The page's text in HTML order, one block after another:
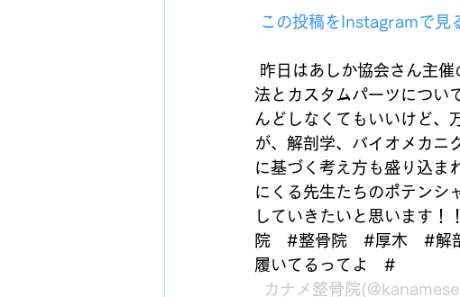
この投稿をInstagramで見
昨日はあしか協会さん主
法とカスタムパーツについ
んどしなくてもいいけど、
が、解剖学、バイオメカニ
に基づく考え方も盛り込ま
にくる先生たちのポテンシ
していきたいと思います
院　#整骨院　#厚木　#解
履いてるってよ　#
カナメ整骨院